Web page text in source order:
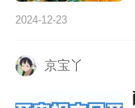
2024-12-23
京宝丫